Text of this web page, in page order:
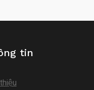
tin